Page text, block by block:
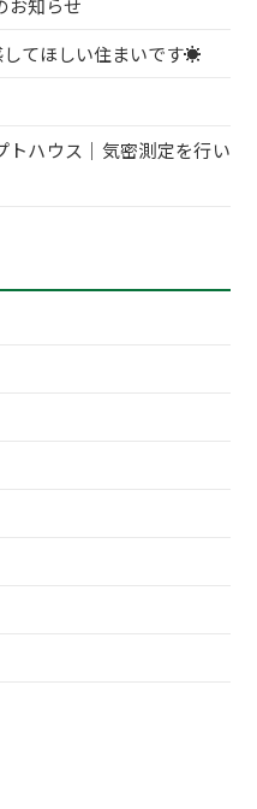
お知らせ
てほしい住まいです☀
トハウス｜気密測定を行い